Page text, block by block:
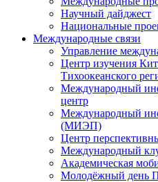
Научный дайджест
Национальные
Международные связи
Управление
Центр изучения
Тихоокеанского
Международный
центр
Международный
(МИЭП)
Центр
Международный
Академическая
Молодёжный день